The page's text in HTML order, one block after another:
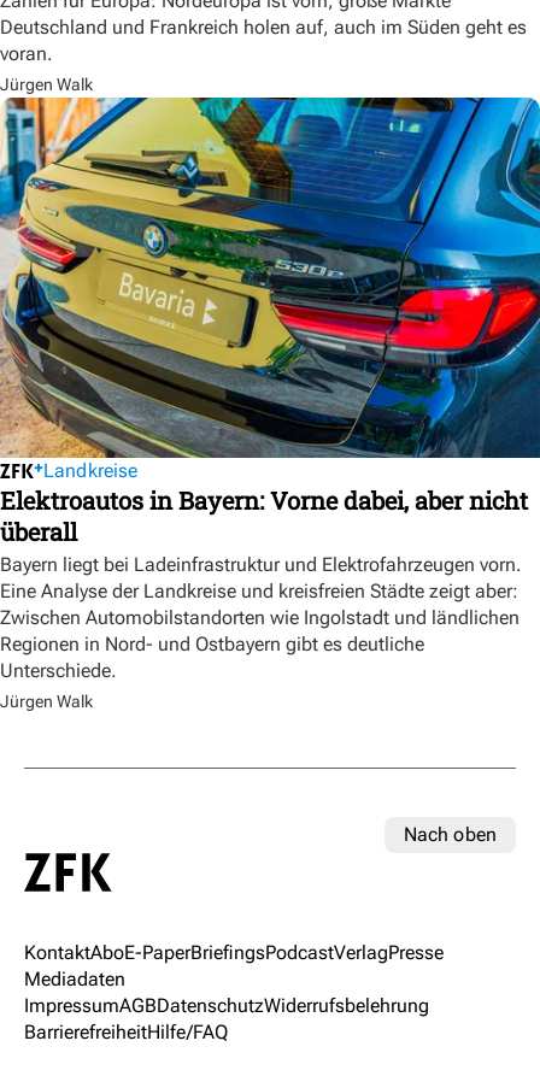
Deutschland und Frankreich holen auf, auch im Süden geht es
voran.
Jürgen Walk
Landkreise
Elektroautos in Bayern: Vorne dabei, aber nicht
überall
Bayern liegt bei Ladeinfrastruktur und Elektrofahrzeugen vorn.
Eine Analyse der Landkreise und kreisfreien Städte zeigt aber:
Zwischen Automobilstandorten wie Ingolstadt und ländlichen
Regionen in Nord- und Ostbayern gibt es deutliche
Unterschiede.
Jürgen Walk
Nach oben
KontaktAboE-PaperBriefingsPodcastVerlagPresse
Mediadaten
ImpressumAGBDatenschutzWiderrufsbelehrung
BarrierefreiheitHilfe/FAQ